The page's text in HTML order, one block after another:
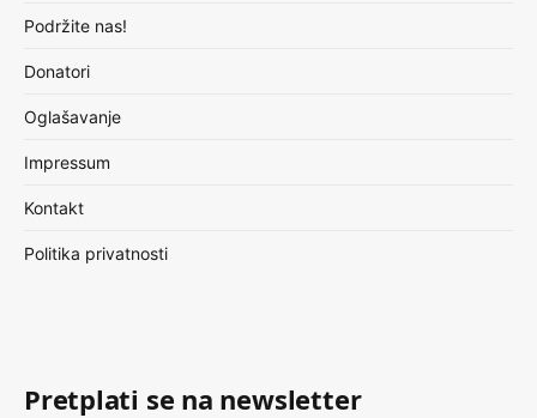
Podržite nas!
Donatori
Oglašavanje
Impressum
Kontakt
Politika privatnosti
Pretplati se na newsletter